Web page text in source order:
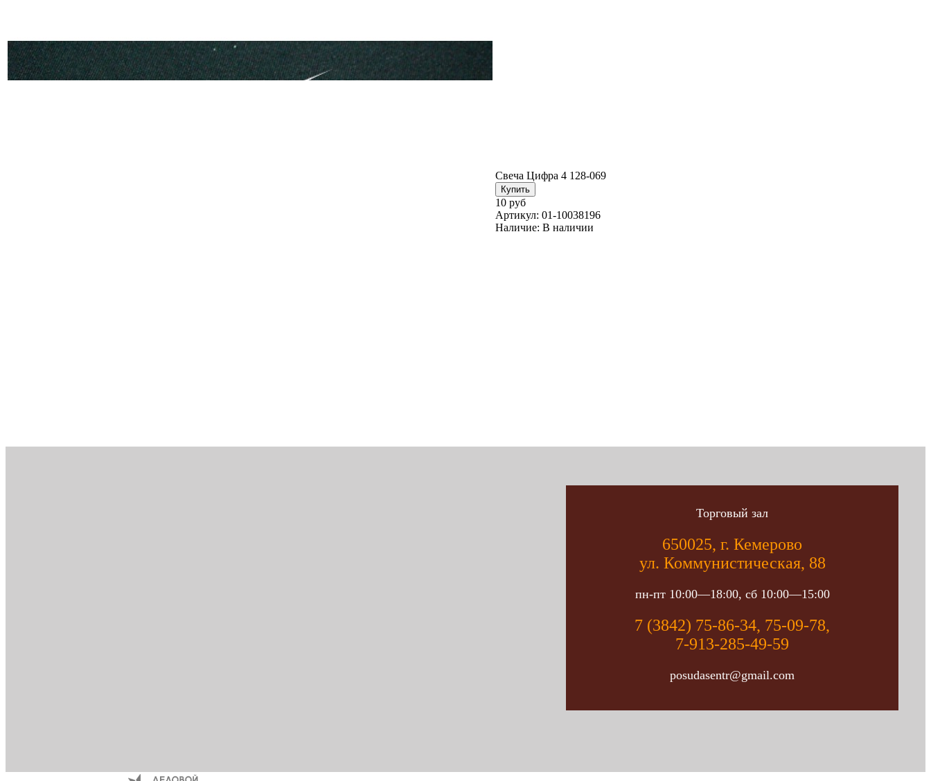
Свеча Цифра 4 128-069
10 руб
Артикул: 01-10038196
Наличие: В наличии
Торговый зал
650025, г. Кемерово
ул. Коммунистическая, 88
пн-пт 10:00—18:00, сб 10:00—15:00
7 (3842) 75-86-34, 75-09-78,
7-913-285-49-59
posudasentr@gmail.com